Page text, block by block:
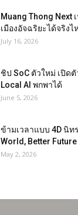
Muang Thong Next
เมืองอัจฉริยะได้จริงไ
July 16, 2026
ชิป SoC ตัวใหม่ เปิด
Local AI พกพาได้
June 5, 2026
ข้ามเวลาแบบ 4D นิท
World, Better Future
May 2, 2026